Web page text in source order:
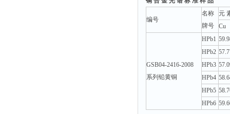
编号
名称
牌号
元
Cu
GSB04-2416-2008
系列铅黄铜
HPb1
HPb2
HPb3
HPb4
HPb5
HPb6